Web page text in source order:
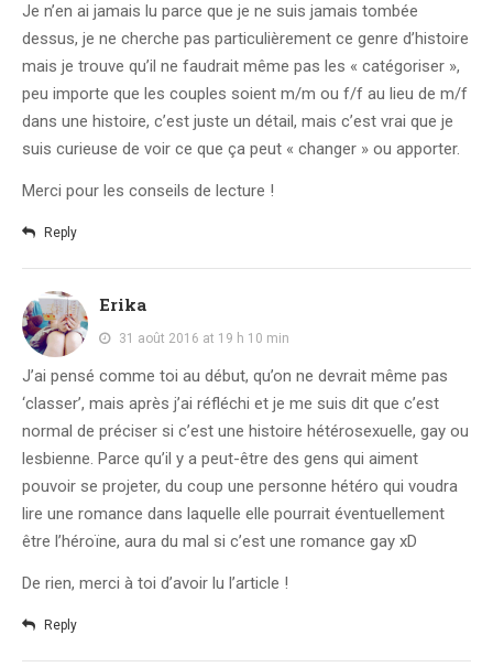
Je n’en ai jamais lu parce que je ne suis jamais tombée
dessus, je ne cherche pas particulièrement ce genre d’histoire
mais je trouve qu’il ne faudrait même pas les « catégoriser »,
peu importe que les couples soient m/m ou f/f au lieu de m/f
dans une histoire, c’est juste un détail, mais c’est vrai que je
suis curieuse de voir ce que ça peut « changer » ou apporter.
Merci pour les conseils de lecture !
Reply
Erika
31 août 2016 at 19 h 10 min
J’ai pensé comme toi au début, qu’on ne devrait même pas
‘classer’, mais après j’ai réfléchi et je me suis dit que c’est
normal de préciser si c’est une histoire hétérosexuelle, gay ou
lesbienne. Parce qu’il y a peut-être des gens qui aiment
pouvoir se projeter, du coup une personne hétéro qui voudra
lire une romance dans laquelle elle pourrait éventuellement
être l’héroïne, aura du mal si c’est une romance gay xD
De rien, merci à toi d’avoir lu l’article !
Reply